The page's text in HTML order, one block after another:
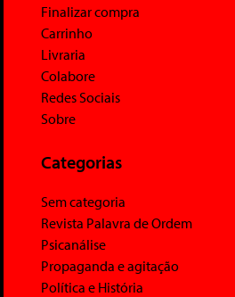
Finalizar compra
Carrinho
Livraria
Colabore
Redes Sociais
Sobre
Categorias
Sem categoria
Revista Palavra de Ordem
Psicanálise
Propaganda e agitação
Política e História